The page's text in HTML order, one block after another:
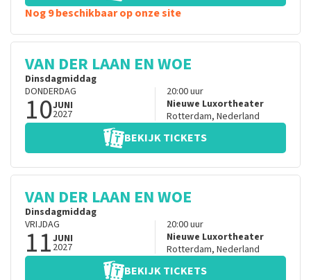
Nog 9 beschikbaar op onze site
VAN DER LAAN EN WOE
Dinsdagmiddag
DONDERDAG
10JUNI
2027
20:00uur
Nieuwe Luxortheater
Rotterdam, Nederland
BEKIJK TICKETS
VAN DER LAAN EN WOE
Dinsdagmiddag
VRIJDAG
11JUNI
2027
20:00uur
Nieuwe Luxortheater
Rotterdam, Nederland
BEKIJK TICKETS